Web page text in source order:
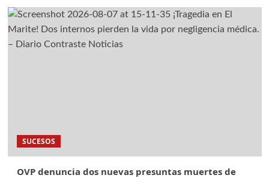
SUCESOS
OVP denuncia dos nuevas presuntas muertes de